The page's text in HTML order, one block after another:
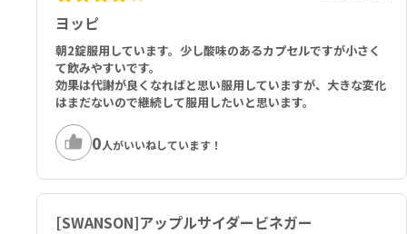
ヨッピ
朝2錠服用しています。少し酸味のあるカプセルですが小さく
て飲みやすいです。
効果は代謝が良くなればと思い服用していますが、大きな変化
はまだないので継続して服用したいと思います。
0人がいいねしています！
[SWANSON]アップルサイダービネガー